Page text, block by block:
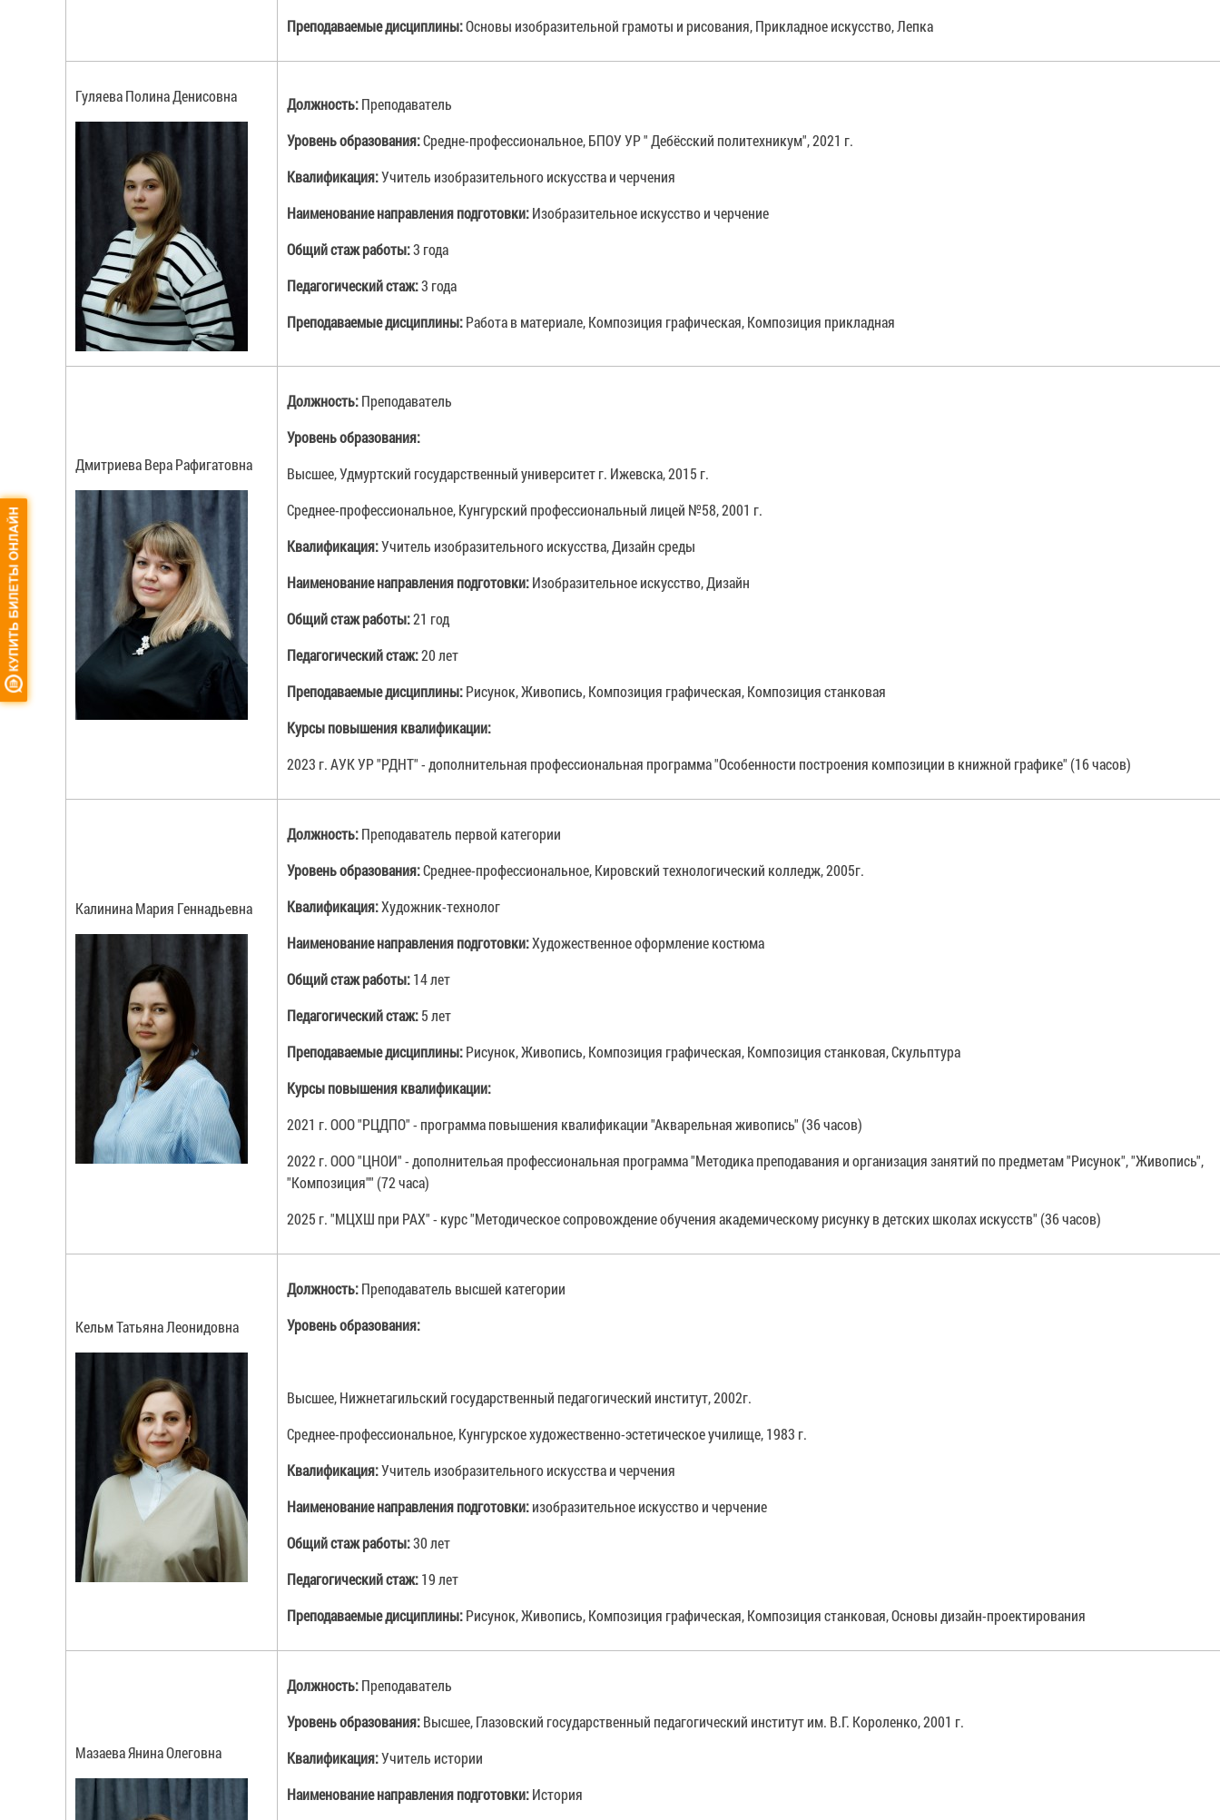
Преподаваемые дисциплины:Основы изобразительной грамоты и рисования, Прикладное искусство, Лепка
Гуляева Полина Денисовна Должность:Преподаватель
Уровень образования:Средне-профессиональное, БПОУ УР " Дебёсский политехникум", 2021 г.
Квалификация:Учитель изобразительного искусства и черчения
Наименование направления подготовки:Изобразительное искусство и черчение
Общий стаж работы:3 года
Педагогический стаж:3 года
Преподаваемые дисциплины:Работа в материале, Композиция графическая, Композиция прикладная
Дмитриева Вера Рафигатовна
Должность:Преподаватель
Уровень образования:
Высшее, Удмуртский государственный университет г. Ижевска, 2015 г.
Среднее-профессиональное, Кунгурский профессиональный лицей №58, 2001 г.
Квалификация:Учитель изобразительного искусства, Дизайн среды
Наименование направления подготовки:Изобразительное искусство, Дизайн
Общий стаж работы:21 год
Педагогический стаж:20 лет
Преподаваемые дисциплины:Рисунок, Живопись, Композиция графическая, Композиция станковая
Курсы повышения квалификации:
2023 г. АУК УР "РДНТ" - дополнительная профессиональная программа "Особенности построения композиции в книжной графике" (16 часов)
Калинина Мария Геннадьевна
Должность:Преподаватель первой категории
Уровень образования:Среднее-профессиональное, Кировский технологический колледж, 2005г.
Квалификация:Художник-технолог
Наименование направления подготовки:Художественное оформление костюма
Общий стаж работы:14 лет
Педагогический стаж:5 лет
Преподаваемые дисциплины:Рисунок, Живопись, Композиция графическая, Композиция станковая, Скульптура
Курсы повышения квалификации:
2021 г. ООО "РЦДПО" - программа повышения квалификации "Акварельная живопись" (36 часов)
2022 г. ООО "ЦНОИ" - дополнительая профессиональная программа "Методика преподавания и организация занятий по предметам "Рисунок", "Живопись",
"Композиция"" (72 часа)
2025 г. "МЦХШ при РАХ" - курс "Методическое сопровождение обучения академическому рисунку в детских школах искусств" (36 часов)
Кельм Татьяна Леонидовна
Должность:Преподаватель высшей категории
Уровень образования:
Высшее, Нижнетагильский государственный педагогический институт, 2002г.
Среднее-профессиональное, Кунгурское художественно-эстетическое училище, 1983 г.
Квалификация:Учитель изобразительного искусства и черчения
Наименование направления подготовки:изобразительное искусство и черчение
Общий стаж работы:30 лет
Педагогический стаж:19 лет
Преподаваемые дисциплины:Рисунок, Живопись, Композиция графическая, Композиция станковая, Основы дизайн-проектирования
Мазаева Янина Олеговна
Должность:Преподаватель
Уровень образования:Высшее, Глазовский государственный педагогический институт им. В.Г. Короленко, 2001 г.
Квалификация:Учитель истории
Наименование направления подготовки:История